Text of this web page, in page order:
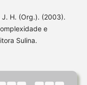
J. H. (Org.). (2003).
e
Sulina.